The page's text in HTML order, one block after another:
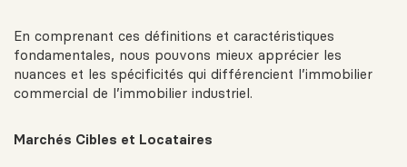
En comprenant ces définitions et caractéristiques
fondamentales, nous pouvons mieux apprécier les
nuances et les spécificités qui différencient l’immobilier
commercial de l’immobilier industriel.
Marchés Cibles et Locataires